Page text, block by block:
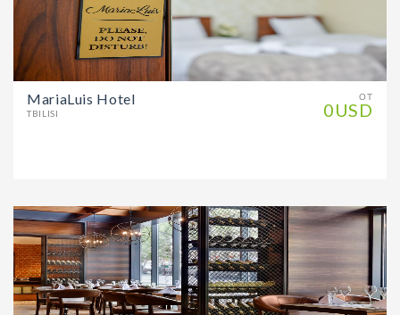
ОТ
0USD
MariaLuis Hotel
TBILISI